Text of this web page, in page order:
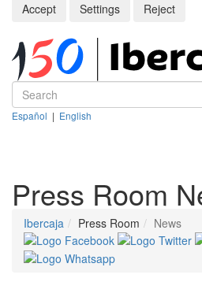
Accept
Settings
Reject
Español | English
Press Room
Ibercaja Press Room News